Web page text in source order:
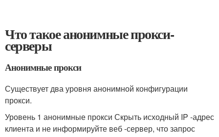
Что такое анонимные прокси-
серверы
Анонимные прокси
Существует два уровня анонимной конфигурации
прокси.
Уровень 1 анонимные прокси Скрыть исходный IP -адрес
клиента и не информируйте веб -сервер, что запрос